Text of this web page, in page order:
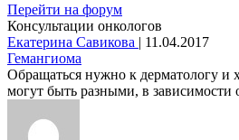
Перейти на форум
Консультации онкологов
Екатерина Савикова | 11.04.2017
Гемангиома
Обращаться нужно к дерматологу и
могут быть разными, в зависимости